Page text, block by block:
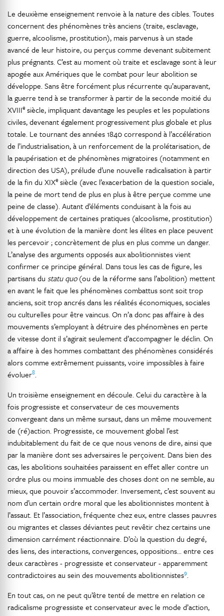
Le deuxième enseignement renvoie à la nature des cibles. Toutes
concernent des phénomènes très anciens (traite, esclavage,
guerre, alcoolisme, prostitution), mais parvenus à un stade
avancé de leur histoire, ou perçus comme devenant subitement
plus prégnants. C’est au moment où traite et esclavage sont à leur
apogée aux Amériques que le combat pour leur abolition se
développe. Sans être forcément plus récurrente qu’auparavant,
la guerre tend à se transformer à partir de la seconde moitié du
XVIIIe siècle, impliquant davantage les peuples et les populations
civiles, devenant également progressivement plus globale et plus
totale. Le tournant des années 1840 correspond à l’accélération
de l’industrialisation, à un renforcement de la prolétarisation, de
la paupérisation et de phénomènes migratoires (notamment en
direction des USA), prélude d’une nouvelle radicalisation à partir
de la fin du XIXe siècle (avec l’exacerbation de la question sociale,
la peine de mort tend de plus en plus à être perçue comme une
peine de classe). Autant d’éléments conduisant à la fois au
développement de certaines pratiques (alcoolisme, prostitution)
et à une évolution de la manière dont les élites en place peuvent
les percevoir ; concrètement de plus en plus comme un danger.
L’analyse des arguments opposés aux abolitionnistes vient
confirmer ce principe général. Dans tous les cas de figure, les
partisans du statu quo(ou de la réforme sans l’abolition) mettent
en avant le fait que les phénomènes combattus sont soit trop
anciens, soit trop ancrés dans les réalités économiques, sociales
ou culturelles pour être vaincus. On n’a donc pas affaire à des
mouvements s’employant à détruire des phénomènes en perte
de vitesse dont il s’agirait seulement d’accompagner le déclin. On
a affaire à des hommes combattant des phénomènes considérés
alors comme extrêmement puissants, voire impossibles à faire
évoluer8.
Un troisième enseignement en découle. Celui du caractère à la
fois progressiste et conservateur de ces mouvements
convergeant dans un même sursaut, dans un même mouvement
de (ré)action. Progressiste, ce mouvement global l’est
indubitablement du fait de ce que nous venons de dire, ainsi que
par la manière dont ses adversaires le perçoivent. Dans bien des
cas, les abolitions souhaitées paraissent en effet aller contre un
ordre plus ou moins immuable des choses dont on ne semble, au
mieux, que pouvoir s’accommoder. Inversement, c’est souvent au
nom d’un certain ordre moral que les abolitionnistes montent à
l’assaut. Et l’association, fréquente chez eux, entre classes pauvres
ou migrantes et classes déviantes peut revêtir chez certains une
dimension carrément réactionnaire. D’où la question du degré,
des liens, des interactions, convergences, oppositions… entre ces
deux caractères - progressiste et conservateur - apparemment
contradictoires au sein des mouvements abolitionnistes9.
En tout cas, on ne peut qu’être tenté de mettre en relation ce
radicalisme progressiste et conservateur avec le mode d’action,